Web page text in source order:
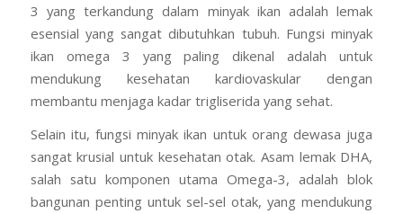
3 yang terkandung dalam minyak ikan adalah lemak
esensial yang sangat dibutuhkan tubuh. Fungsi minyak
ikan omega 3 yang paling dikenal adalah untuk
mendukung kesehatan kardiovaskular dengan
membantu menjaga kadar trigliserida yang sehat.
Selain itu, fungsi minyak ikan untuk orang dewasa juga
sangat krusial untuk kesehatan otak. Asam lemak DHA,
salah satu komponen utama Omega-3, adalah blok
bangunan penting untuk sel-sel otak, yang mendukung